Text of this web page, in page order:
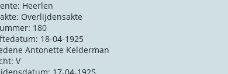
Heerlen
Overlijdensakte
180
18-04-1925
Antonette Kelderman
V